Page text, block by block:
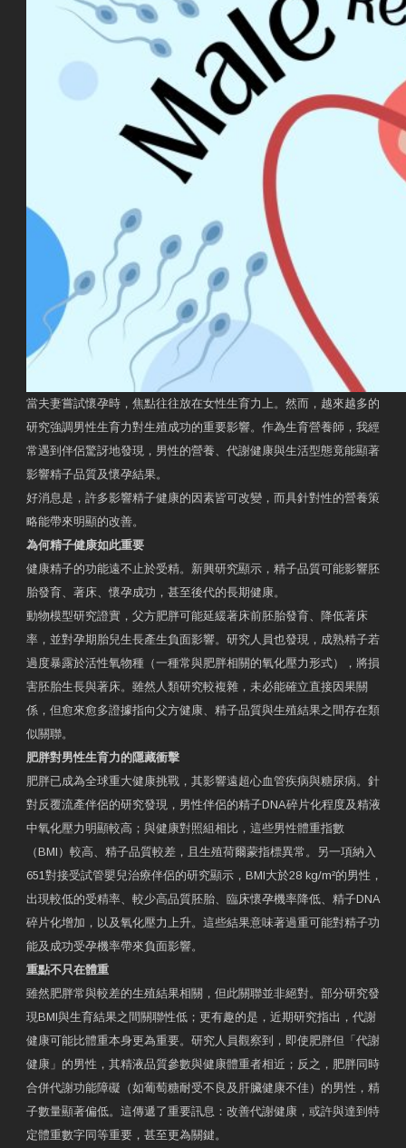
當夫妻嘗試懷孕時，焦點往往放在女性生育力上。然而，越來越多的
研究強調男性生育力對生殖成功的重要影響。作為生育營養師，我經
常遇到伴侶驚訝地發現，男性的營養、代謝健康與生活型態竟能顯著
影響精子品質及懷孕結果。
好消息是，許多影響精子健康的因素皆可改變，而具針對性的營養策
略能帶來明顯的改善。
為何精子健康如此重要
健康精子的功能遠不止於受精。新興研究顯示，精子品質可能影響胚
胎發育、著床、懷孕成功，甚至後代的長期健康。
動物模型研究證實，父方肥胖可能延緩著床前胚胎發育、降低著床
率，並對孕期胎兒生長產生負面影響。研究人員也發現，成熟精子若
過度暴露於活性氧物種（一種常與肥胖相關的氧化壓力形式），將損
害胚胎生長與著床。雖然人類研究較複雜，未必能確立直接因果關
係，但愈來愈多證據指向父方健康、精子品質與生殖結果之間存在類
似關聯。
肥胖對男性生育力的隱藏衝擊
肥胖已成為全球重大健康挑戰，其影響遠超心血管疾病與糖尿病。針
對反覆流產伴侶的研究發現，男性伴侶的精子DNA碎片化程度及精液
中氧化壓力明顯較高；與健康對照組相比，這些男性體重指數
（BMI）較高、精子品質較差，且生殖荷爾蒙指標異常。另一項納入
651對接受試管嬰兒治療伴侶的研究顯示，BMI大於28 kg/m²的男性，
出現較低的受精率、較少高品質胚胎、臨床懷孕機率降低、精子DNA
碎片化增加，以及氧化壓力上升。這些結果意味著過重可能對精子功
能及成功受孕機率帶來負面影響。
重點不只在體重
雖然肥胖常與較差的生殖結果相關，但此關聯並非絕對。部分研究發
現BMI與生育結果之間關聯性低；更有趣的是，近期研究指出，代謝
健康可能比體重本身更為重要。研究人員觀察到，即使肥胖但「代謝
健康」的男性，其精液品質參數與健康體重者相近；反之，肥胖同時
合併代謝功能障礙（如葡萄糖耐受不良及肝臟健康不佳）的男性，精
子數量顯著偏低。這傳遞了重要訊息：改善代謝健康，或許與達到特
定體重數字同等重要，甚至更為關鍵。